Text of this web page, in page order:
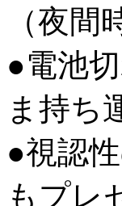
（夜間
●電池
ま持ち
●視認
もプレ